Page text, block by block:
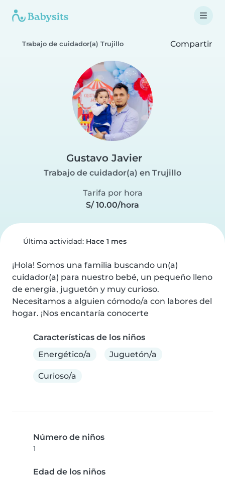
Trabajo de cuidador(a) Trujillo Compartir
Gustavo Javier
Trabajo de cuidador(a) en Trujillo
Tarifa por hora
S/ 10.00/hora
Última actividad: Hace 1 mes
¡Hola! Somos una familia buscando un(a)
cuidador(a) para nuestro bebé, un pequeño lleno
de energía, juguetón y muy curioso.
Necesitamos a alguien cómodo/a con labores del
hogar. ¡Nos encantaría conocerte
Características de los niños
Energético/a
Juguetón/a
Curioso/a
Número de niños
1
Edad de los niños